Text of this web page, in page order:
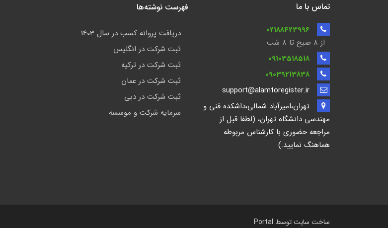
تماس با ما
02188423996
از 8 صبح تا ۸ شب
09103518518
09039213838
support@alamtoregister.ir
تهران،امیرآباد شمالی،داشکده فنی و
مهندسی دانشگاه تهران، (لطفا قبل از
مراجعه حضوری با کارشناس مربوطه
هماهنگ نمایید.)
فهرست نوشته‌ها
دریافت پروانه کسب در سال 1403
ثبت شرکت در انگلیس
ثبت شرکت در ترکیه
ثبت شرکت در عمان
ثبت شرکت در دبی
سرمایه شرکت و موسسه
ساخت سایت توسط Portal